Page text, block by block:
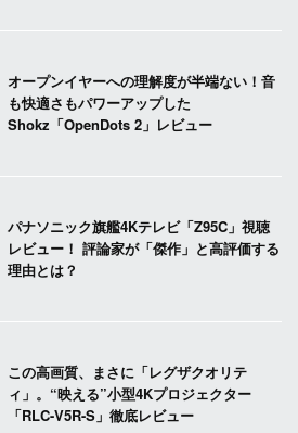
オープンイヤーへの理解度が半端ない！音
も快適さもパワーアップした
Shokz「OpenDots 2」レビュー
パナソニック旗艦4Kテレビ「Z95C」視聴
レビュー！ 評論家が「傑作」と高評価する
理由とは？
この高画質、まさに「レグザクオリテ
ィ」。“映える”小型4Kプロジェクター
「RLC-V5R-S」徹底レビュー